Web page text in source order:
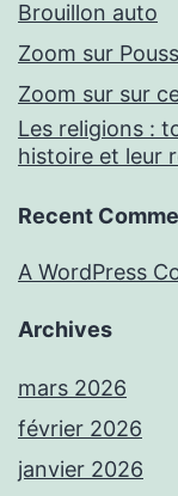
Brouillon auto
Zoom sur
Zoom sur sur
Les religions :
histoire et leur
Recent
A WordPress
Archives
mars 2026
février 2026
janvier 2026